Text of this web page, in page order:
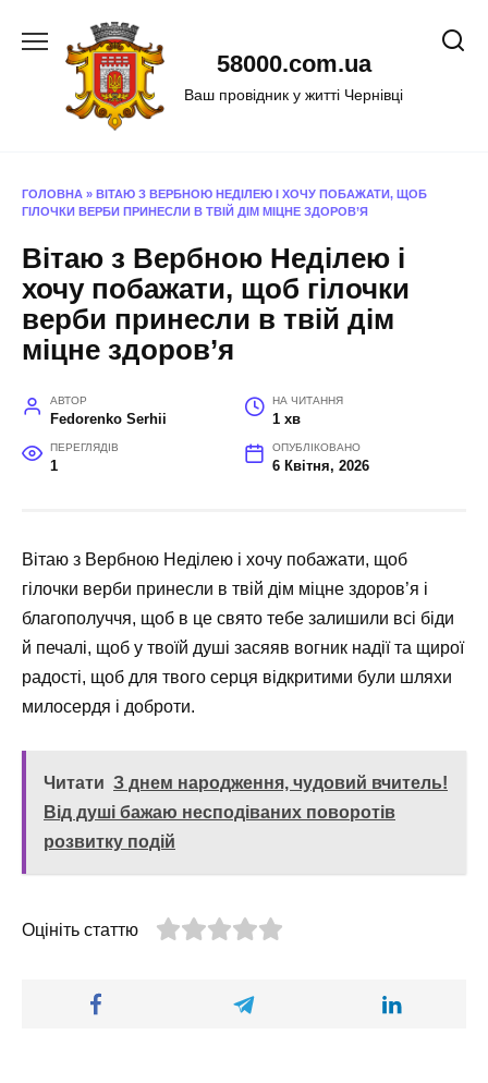
58000.com.ua
Ваш провідник у житті Чернівці
ГОЛОВНА » ВІТАЮ З ВЕРБНОЮ НЕДІЛЕЮ І ХОЧУ ПОБАЖАТИ, ЩОБ
ГІЛОЧКИ ВЕРБИ ПРИНЕСЛИ В ТВІЙ ДІМ МІЦНЕ ЗДОРОВ’Я
Вітаю з Вербною Неділею і
хочу побажати, щоб гілочки
верби принесли в твій дім
міцне здоров’я
АВТОР
Fedorenko Serhii
НА ЧИТАННЯ
1 хв
ПЕРЕГЛЯДІВ
1
ОПУБЛІКОВАНО
6 Квітня, 2026
Вітаю з Вербною Неділею і хочу побажати, щоб
гілочки верби принесли в твій дім міцне здоров’я і
благополуччя, щоб в це свято тебе залишили всі біди
й печалі, щоб у твоїй душі засяяв вогник надії та щирої
радості, щоб для твого серця відкритими були шляхи
милосердя і доброти.
Читати З днем народження, чудовий вчитель!
Від душі бажаю несподіваних поворотів
розвитку подій
Оцініть статтю